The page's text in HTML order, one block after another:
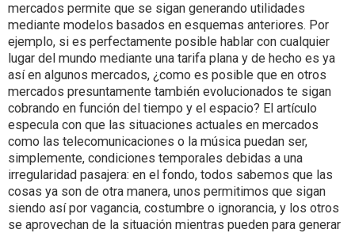
mercados permite que se sigan generando utilidades
mediante modelos basados en esquemas anteriores. Por
ejemplo, si es perfectamente posible hablar con cualquier
lugar del mundo mediante una tarifa plana y de hecho es ya
así en algunos mercados, ¿como es posible que en otros
mercados presuntamente también evolucionados te sigan
cobrando en función del tiempo y el espacio? El artículo
especula con que las situaciones actuales en mercados
como las telecomunicaciones o la música puedan ser,
simplemente, condiciones temporales debidas a una
irregularidad pasajera: en el fondo, todos sabemos que las
cosas ya son de otra manera, unos permitimos que sigan
siendo así por vagancia, costumbre o ignorancia, y los otros
se aprovechan de la situación mientras pueden para generar